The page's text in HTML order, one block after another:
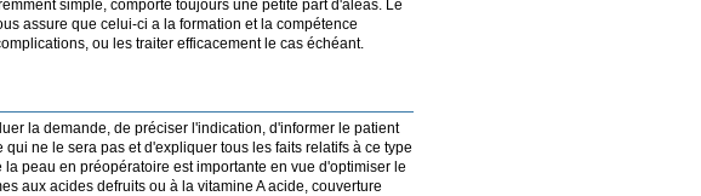
simple, comporte toujours une petite part d'aléas. Le
assure que celui-ci a la formation et la compétence
ou les traiter efficacement le cas échéant.
la demande, de préciser l'indication, d'informer le patient
qui ne le sera pas et d'expliquer tous les faits relatifs à ce type
peau en préopératoire est importante en vue d'optimiser le
aux acides defruits ou à la vitamine A acide, couverture